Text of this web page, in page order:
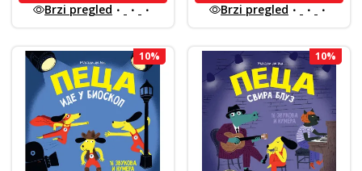
Brzi pregled Brzi pregled
10% 10%